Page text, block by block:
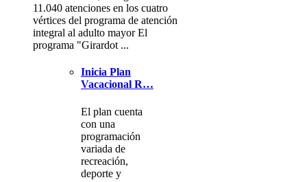
11.040 atenciones en los cuatro
vértices del programa de atención
integral al adulto mayor El
programa "Girardot ...
Inicia Plan
Vacacional R…
El plan cuenta
con una
programación
variada de
recreación,
deporte y